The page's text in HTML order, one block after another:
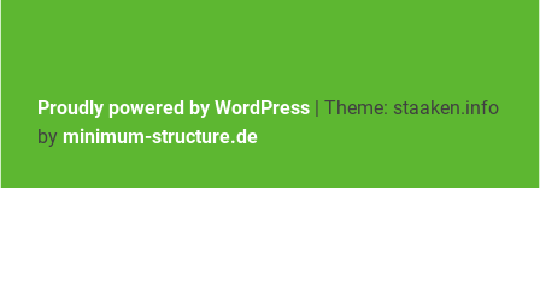
Proudly powered by WordPress | Theme: staaken.info
by minimum-structure.de